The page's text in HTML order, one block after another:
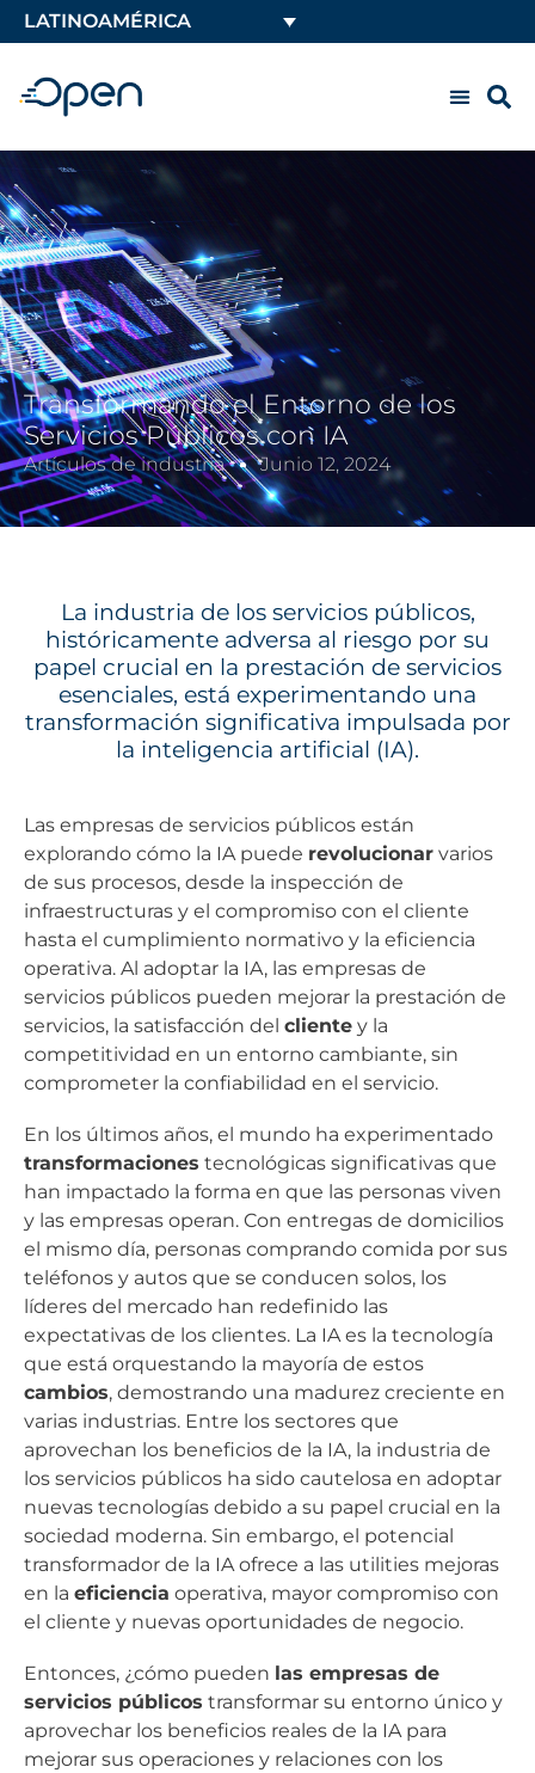
LATINOAMÉRICA
Transformando el Entorno de los
Servicios Públicos con IA
Artículos de industria Junio 12, 2024
La industria de los servicios públicos,
históricamente adversa al riesgo por su
papel crucial en la prestación de servicios
esenciales, está experimentando una
transformación significativa impulsada por
la inteligencia artificial (IA).
Las empresas de servicios públicos están
explorando cómo la IA puede revolucionar varios
de sus procesos, desde la inspección de
infraestructuras y el compromiso con el cliente
hasta el cumplimiento normativo y la eficiencia
operativa. Al adoptar la IA, las empresas de
servicios públicos pueden mejorar la prestación de
servicios, la satisfacción del cliente y la
competitividad en un entorno cambiante, sin
comprometer la confiabilidad en el servicio.
En los últimos años, el mundo ha experimentado
transformaciones tecnológicas significativas que
han impactado la forma en que las personas viven
y las empresas operan. Con entregas de domicilios
el mismo día, personas comprando comida por sus
teléfonos y autos que se conducen solos, los
líderes del mercado han redefinido las
expectativas de los clientes. La IA es la tecnología
que está orquestando la mayoría de estos
cambios, demostrando una madurez creciente en
varias industrias. Entre los sectores que
aprovechan los beneficios de la IA, la industria de
los servicios públicos ha sido cautelosa en adoptar
nuevas tecnologías debido a su papel crucial en la
sociedad moderna. Sin embargo, el potencial
transformador de la IA ofrece a las utilities mejoras
en la eficiencia operativa, mayor compromiso con
el cliente y nuevas oportunidades de negocio.
Entonces, ¿cómo pueden las empresas de
servicios públicos transformar su entorno único y
aprovechar los beneficios reales de la IA para
mejorar sus operaciones y relaciones con los